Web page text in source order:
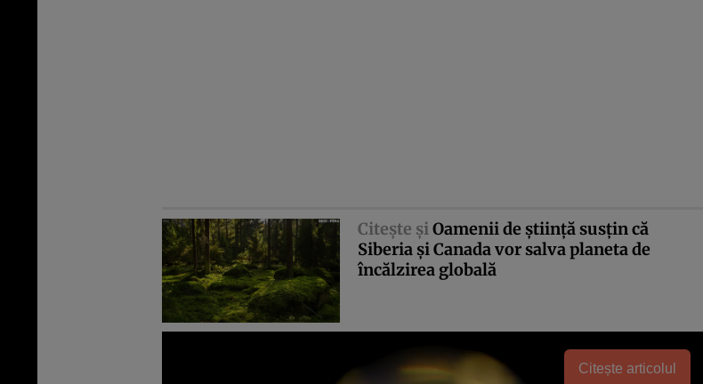
Citeşte şiOamenii de ştiinţă susţin că
Siberia şi Canada vor salva planeta de
încălzirea globală
Citește articolul